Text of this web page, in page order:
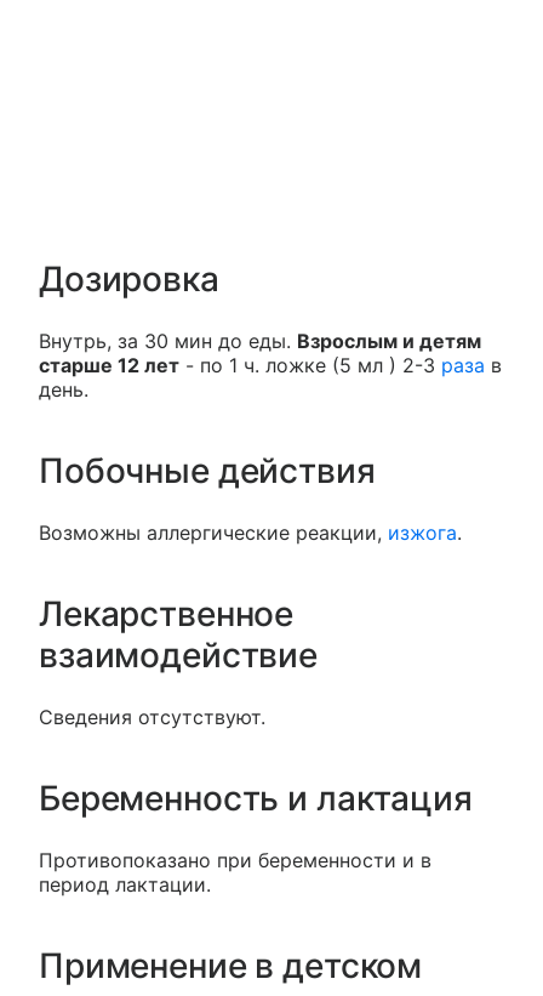
Дозировка
Внутрь, за 30 мин до еды. Взрослым и детям
старше 12 лет - по 1 ч. ложке (5 мл ) 2-3 раза в
день.
Побочные действия
Возможны аллергические реакции, изжога.
Лекарственное
взаимодействие
Сведения отсутствуют.
Беременность и лактация
Противопоказано при беременности и в
период лактации.
Применение в детском